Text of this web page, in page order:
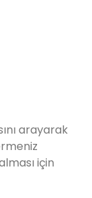
arayarak
için